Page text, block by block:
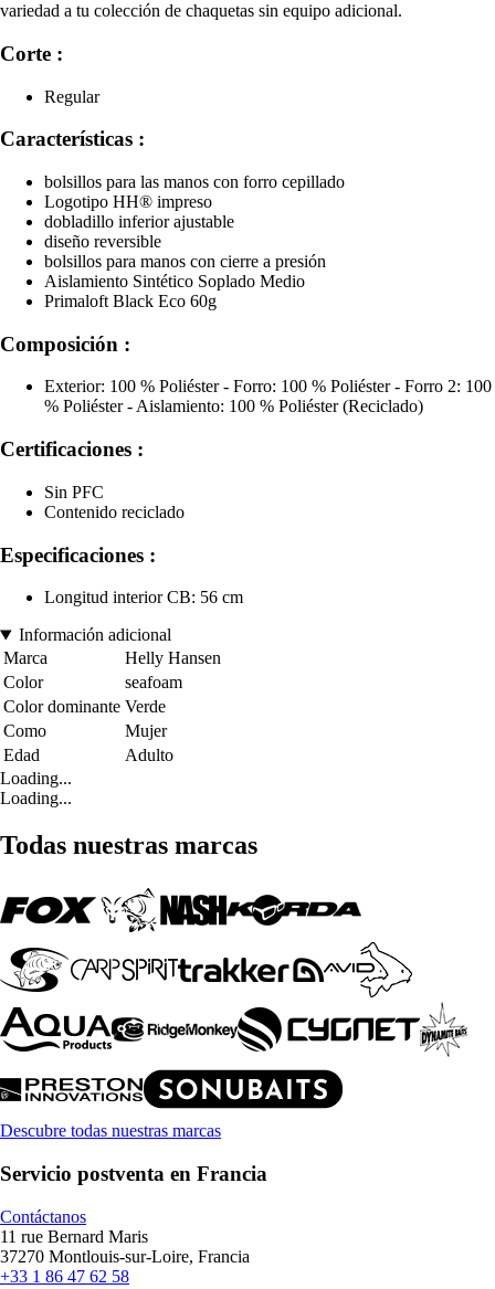
variedad a tu colección de chaquetas sin equipo adicional.
Corte :
Regular
Características :
bolsillos para las manos con forro cepillado
Logotipo HH® impreso
dobladillo inferior ajustable
diseño reversible
bolsillos para manos con cierre a presión
Aislamiento Sintético Soplado Medio
Primaloft Black Eco 60g
Composición :
Exterior: 100 % Poliéster - Forro: 100 % Poliéster - Forro 2: 100
% Poliéster - Aislamiento: 100 % Poliéster (Reciclado)
Certificaciones :
Sin PFC
Contenido reciclado
Especificaciones :
Longitud interior CB: 56 cm
Información adicional
Marca
Helly Hansen
Color
seafoam
Color dominante Verde
Como
Mujer
Edad
Adulto
Loading...
Loading...
Todas nuestras marcas
Descubre todas nuestras marcas
Servicio postventa en Francia
Contáctanos
11 rue Bernard Maris
37270 Montlouis-sur-Loire, Francia
+33 1 86 47 62 58